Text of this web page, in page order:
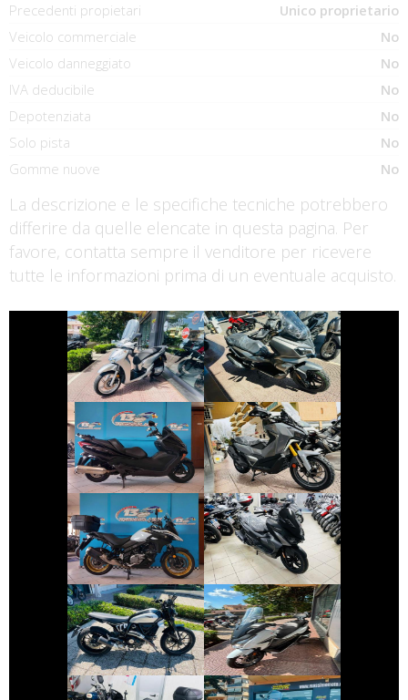
Precedenti propietari
Unico proprietario
Veicolo commerciale
No
Veicolo danneggiato
No
IVA deducibile
No
Depotenziata
No
Solo pista
No
Gomme nuove
No
La descrizione e le specifiche tecniche potrebbero
differire da quelle elencate in questa pagina. Per
favore, contatta sempre il venditore per ricevere
tutte le informazioni prima di un eventuale acquisto.
HONDA SH SYM ADX-300
HONDA FORZA
€ 1.490 €
SYM ADX-400
€ 6.990 €
SUZUKI V-STROM
€ 6.790 €
SYM JET
€ 2.590 €
DUCATI
SCRAMBLER
€ 6.590 €
HONDA FORZA-
350
€ 4.590 €
€ 2.490 € € 12.990 €